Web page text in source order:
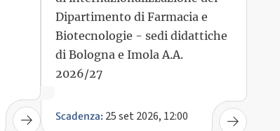
Dipartimento di Farmacia e
Biotecnologie - sedi didattiche
di Bologna e Imola A.A.
2026/27
Scadenza: 25 set 2026, 12:00